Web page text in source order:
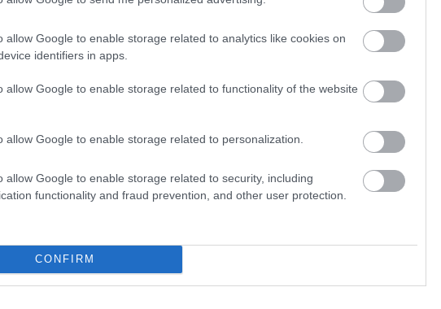
allow Google to enable storage related to analytics like cookies on
identifiers in apps.
allow Google to enable storage related to functionality of the website
allow Google to enable storage related to personalization.
allow Google to enable storage related to security, including
functionality and fraud prevention, and other user protection.
CONFIRM
LEVELÉT, RENDKÍVÜL EGÉSZSÉGES
egészségét, érdemes a szokásosnál többet fogyasztani ennek a